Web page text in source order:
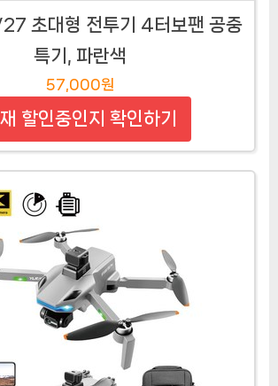
초대형 전투기 4터보팬 공중
특기, 파란색
57,000원
할인중인지 확인하기